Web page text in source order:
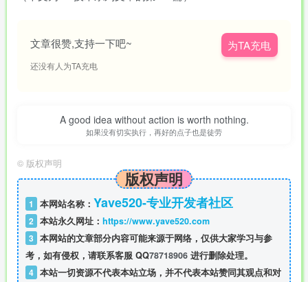
文章很赞,支持一下吧~
还没有人为TA充电
为TA充电
A good idea without action is worth nothing.
如果没有切实执行，再好的点子也是徒劳
© 版权声明
版权声明
1 本网站名称： Yave520-专业开发者社区
2 本站永久网址： https://www.yave520.com
3 本网站的文章部分内容可能来源于网络，仅供大家学习与参
考，如有侵权，请联系客服 QQ78718906 进行删除处理。
4 本站一切资源不代表本站立场，并不代表本站赞同其观点和对